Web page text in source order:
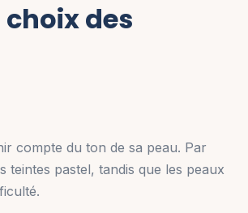
des
compte du ton de sa peau. Par
teintes pastel, tandis que les peaux